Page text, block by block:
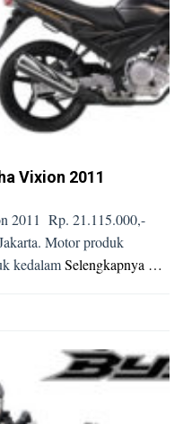
Vixion 2011
2011 Rp. 21.115.000,-
Motor produk
kedalamSelengkapnya …